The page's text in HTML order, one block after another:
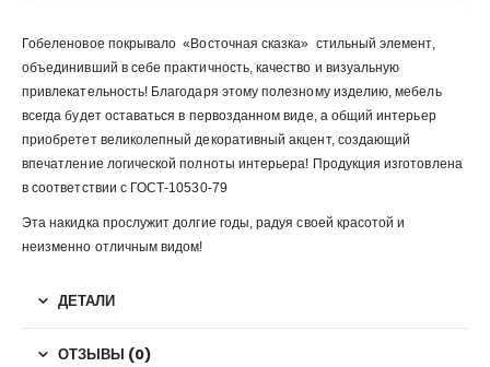
Гобеленовое покрывало «Восточная сказка» стильный элемент,
объединивший в себе практичность, качество и визуальную
привлекательность! Благодаря этому полезному изделию, мебель
всегда будет оставаться в первозданном виде, а общий интерьер
приобретет великолепный декоративный акцент, создающий
впечатление логической полноты интерьера! Продукция изготовлена
в соответствии с ГОСТ-10530-79
Эта накидка прослужит долгие годы, радуя своей красотой и
неизменно отличным видом!
ДЕТАЛИ
ОТЗЫВЫ (0)